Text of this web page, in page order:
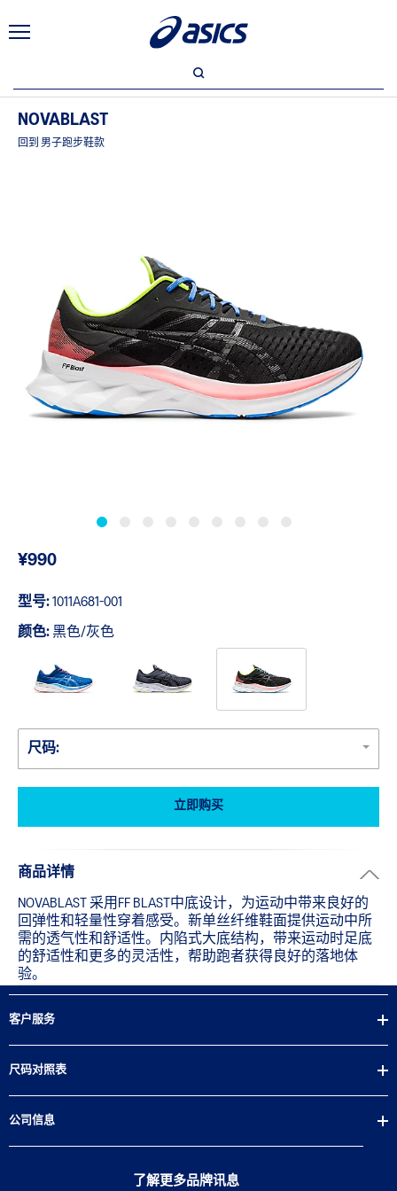
NOVABLAST
回到 男子跑步鞋款
¥990
型号: 1011A681-001
颜色: 黑色/灰色
尺码:
立即购买
商品详情
NOVABLAST 采用FF BLAST中底设计，为运动中带来良好的
回弹性和轻量性穿着感受。新单丝纤维鞋面提供运动中所
需的透气性和舒适性。内陷式大底结构，带来运动时足底
的舒适性和更多的灵活性，帮助跑者获得良好的落地体
验。
客户服务
尺码对照表
公司信息
了解更多品牌讯息